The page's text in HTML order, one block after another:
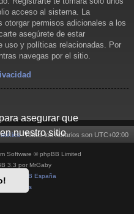
asegurar que
nuestro sitio
acceso al sistema. La
otorgar permisos adicionales a los
asegúrete de estar
uso y políticas relacionadas. Por
navegas por el sitio.
Todos los horarios son UTC+02:00
Software © phpBB Limited
3.3 por MrGaby
phpBB España
Condiciones